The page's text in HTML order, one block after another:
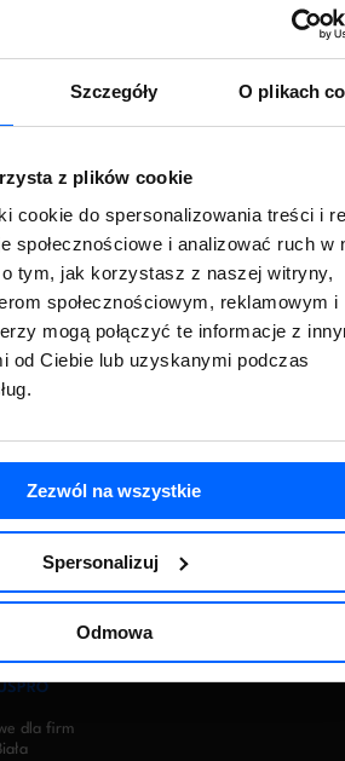
Szczegóły O plikach
z plików cookie
cookie do spersonalizowania treści i
społecznościowe i analizować ruch w
tym, jak korzystasz z naszej witryny,
społecznościowym, reklamowym i
mogą połączyć te informacje z
od Ciebie lub uzyskanymi podczas
Zezwól na wszystkie
Spersonalizuj
Odmowa
samorządu terytorialnego
kadrowo-płacowy)
urlopowe, delegacje, listy obecności
firm
Symfonia
budowlanych
Symfonii RDP
dla firm